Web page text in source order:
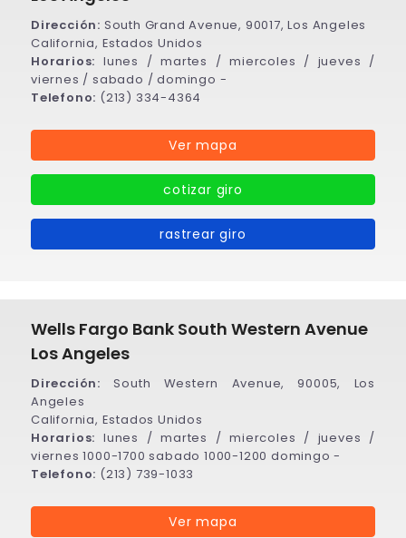
Dirección: South Grand Avenue, 90017, Los Angeles
California, Estados Unidos
Horarios: lunes / martes / miercoles / jueves /
viernes / sabado / domingo -
Telefono: (213) 334-4364
Ver mapa
cotizar giro
rastrear giro
Wells Fargo Bank South Western Avenue
Los Angeles
Dirección:South Western Avenue, 90005, Los
Angeles
California, Estados Unidos
Horarios: lunes / martes / miercoles / jueves /
viernes 1000-1700 sabado 1000-1200 domingo -
Telefono: (213) 739-1033
Ver mapa